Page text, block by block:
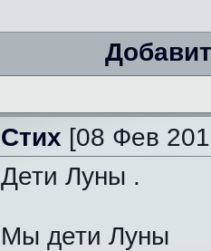
Стих [08 Фев
Дети Луны .
Мы дети Луны